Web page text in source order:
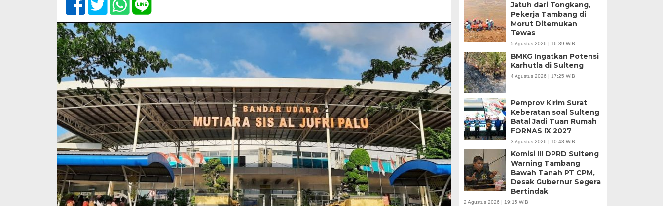
Jatuh dari Tongkang,
Pekerja Tambang di
Morut Ditemukan
Tewas
5 Agustus 2026 | 16:39 WIB
BMKG Ingatkan Potensi
Karhutla di Sulteng
4 Agustus 2026 | 17:25 WIB
Pemprov Kirim Surat
Keberatan soal Sulteng
Batal Jadi Tuan Rumah
FORNAS IX 2027
3 Agustus 2026 | 10:48 WIB
Komisi III DPRD Sulteng
Warning Tambang
Bawah Tanah PT CPM,
Desak Gubernur Segera
Bertindak
2 Agustus 2026 | 19:15 WIB